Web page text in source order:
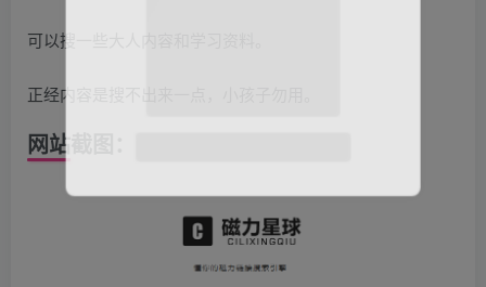
可以搜一些大人内容和学习资料。
正经内容是搜不出来一点，小孩子勿用。
网站截图：